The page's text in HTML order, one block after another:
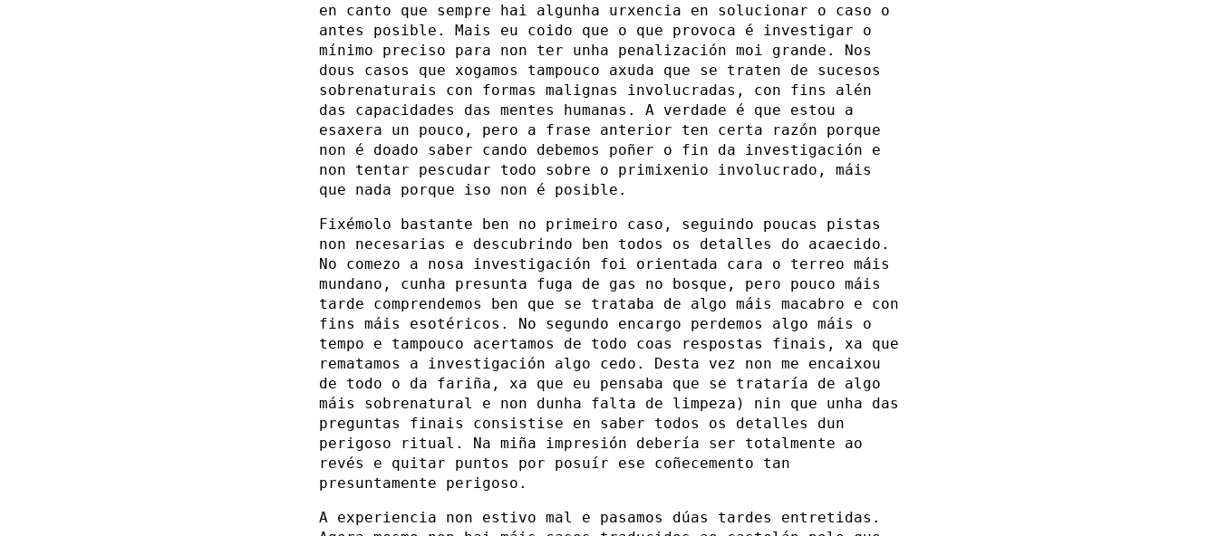
en canto que sempre hai algunha urxencia en solucionar o caso o
antes posible. Mais eu coido que o que provoca é investigar o
mínimo preciso para non ter unha penalización moi grande. Nos
dous casos que xogamos tampouco axuda que se traten de sucesos
sobrenaturais con formas malignas involucradas, con fins alén
das capacidades das mentes humanas. A verdade é que estou a
esaxera un pouco, pero a frase anterior ten certa razón porque
non é doado saber cando debemos poñer o fin da investigación e
non tentar pescudar todo sobre o primixenio involucrado, máis
que nada porque iso non é posible.
Fixémolo bastante ben no primeiro caso, seguindo poucas pistas
non necesarias e descubrindo ben todos os detalles do acaecido.
No comezo a nosa investigación foi orientada cara o terreo máis
mundano, cunha presunta fuga de gas no bosque, pero pouco máis
tarde comprendemos ben que se trataba de algo máis macabro e con
fins máis esotéricos. No segundo encargo perdemos algo máis o
tempo e tampouco acertamos de todo coas respostas finais, xa que
rematamos a investigación algo cedo. Desta vez non me encaixou
de todo o da fariña, xa que eu pensaba que se trataría de algo
máis sobrenatural e non dunha falta de limpeza) nin que unha das
preguntas finais consistise en saber todos os detalles dun
perigoso ritual. Na miña impresión debería ser totalmente ao
revés e quitar puntos por posuír ese coñecemento tan
presuntamente perigoso.
A experiencia non estivo mal e pasamos dúas tardes entretidas.